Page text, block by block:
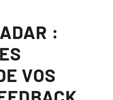
:
VOS